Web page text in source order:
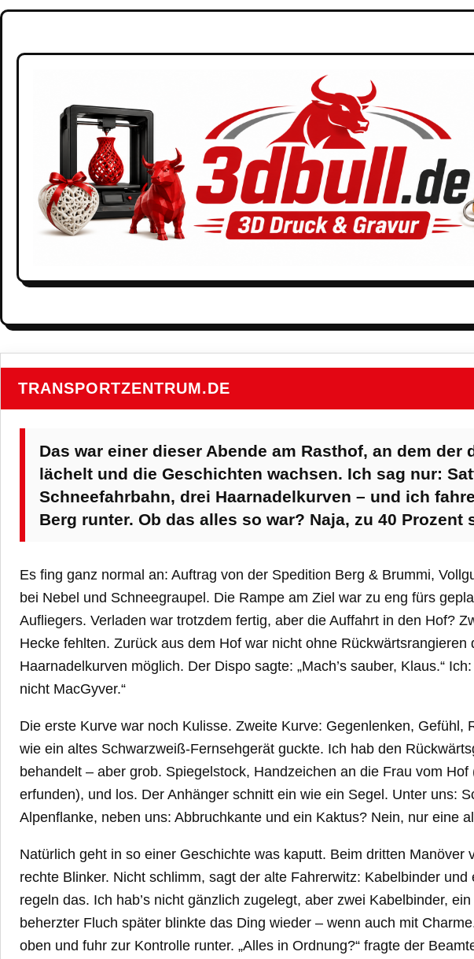
TRANSPORTZENTRUM.DE
Das war einer dieser Abende am Rasthof, an dem der
lächelt und die Geschichten wachsen. Ich sag nur:
Schneefahrbahn, drei Haarnadelkurven – und ich
Berg runter. Ob das alles so war? Naja, zu 40 Prozent
Es fing ganz normal an: Auftrag von der Spedition Berg & Brummi,
bei Nebel und Schneegraupel. Die Rampe am Ziel war zu eng fürs
Aufliegers. Verladen war trotzdem fertig, aber die Auffahrt in den Hof?
Hecke fehlten. Zurück aus dem Hof war nicht ohne Rückwärtsrangieren
Haarnadelkurven möglich. Der Dispo sagte: „Mach’s sauber, Klaus.“
nicht MacGyver.“
Die erste Kurve war noch Kulisse. Zweite Kurve: Gegenlenken, Gefühl,
wie ein altes Schwarzweiß-Fernsehgerät guckte. Ich hab den
behandelt – aber grob. Spiegelstock, Handzeichen an die Frau vom
erfunden), und los. Der Anhänger schnitt ein wie ein Segel. Unter uns:
Alpenflanke, neben uns: Abbruchkante und ein Kaktus? Nein, nur eine
Natürlich geht in so einer Geschichte was kaputt. Beim dritten Manöver
rechte Blinker. Nicht schlimm, sagt der alte Fahrerwitz: Kabelbinder und
regeln das. Ich hab’s nicht gänzlich zugelegt, aber zwei Kabelbinder,
beherzter Fluch später blinkte das Ding wieder – wenn auch mit
oben und fuhr zur Kontrolle runter. „Alles in Ordnung?“ fragte der